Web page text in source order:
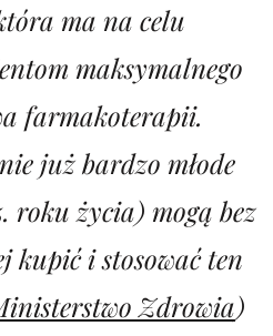
ma na celu
maksymalnego
farmakoterapii.
już bardzo młode
roku życia) mogą bez
kupić i stosować ten
Zdrowia)